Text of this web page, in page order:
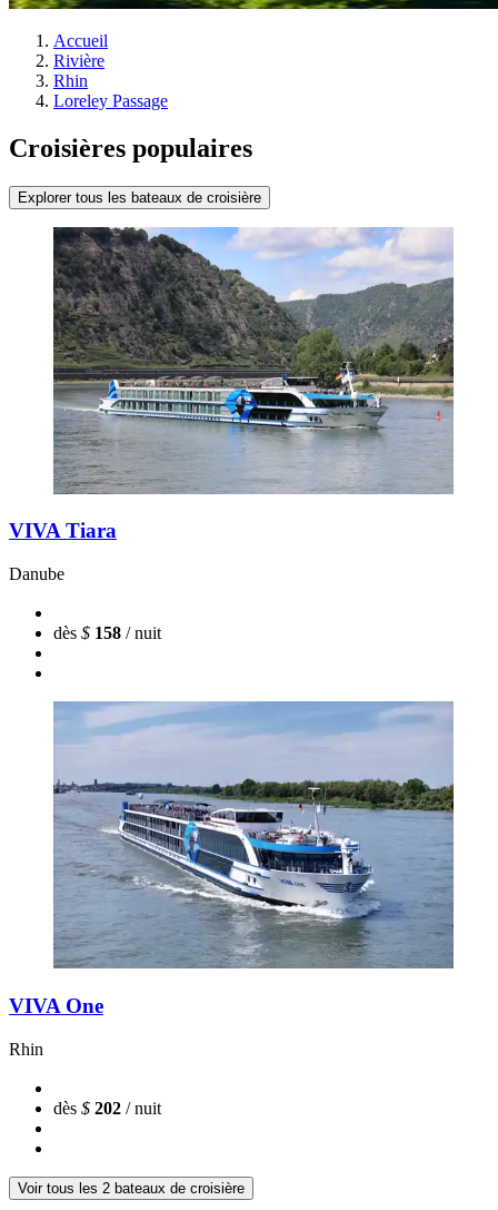
Accueil
Rivière
Rhin
Loreley Passage
Croisières populaires
Explorer tous les bateaux de croisière
VIVA Tiara
Danube
dès $ 158 / nuit
VIVA One
Rhin
dès $ 202 / nuit
Voir tous les 2 bateaux de croisière